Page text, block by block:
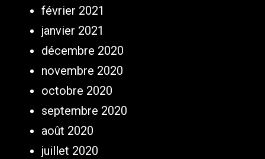
février 2021
janvier 2021
décembre 2020
novembre 2020
octobre 2020
septembre 2020
août 2020
juillet 2020